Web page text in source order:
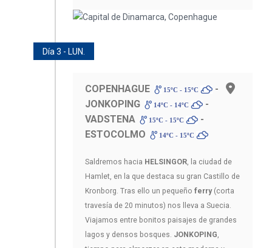
Día 3 - LUN.
COPENHAGUE 15ºC - 15ºC
-
JONKOPING
14ºC - 14ºC
-
VADSTENA
15ºC - 15ºC
-
ESTOCOLMO
14ºC - 15ºC
Saldremos hacia HELSINGOR, la ciudad de
Hamlet, en la que destaca su gran Castillo de
Kronborg. Tras ello un pequeño ferry (corta
travesía de 20 minutos) nos lleva a Suecia.
Viajamos entre bonitos paisajes de grandes
lagos y densos bosques. JONKOPING,